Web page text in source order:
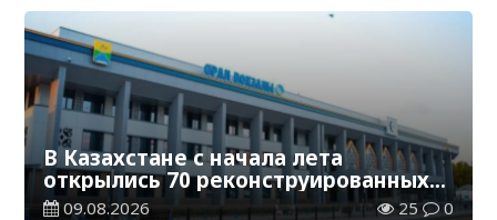
В Казахстане с начала лета
открылись 70 реконструированных
железнодорожных вокзалов
09.08.2026 25 0